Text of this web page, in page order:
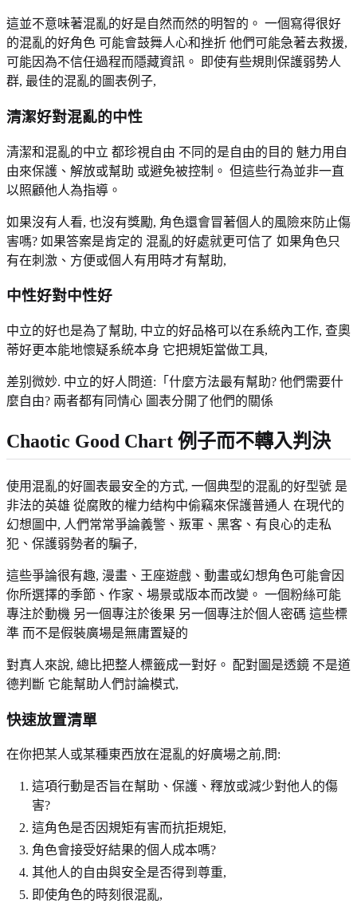
這並不意味著混亂的好是自然而然的明智的。 一個寫得很好
的混亂的好角色 可能會鼓舞人心和挫折 他們可能急著去救援,
可能因為不信任過程而隱藏資訊。 即使有些規則保護弱势人
群, 最佳的混亂的圖表例子,
清潔好對混亂的中性
清潔和混亂的中立 都珍視自由 不同的是自由的目的 魅力用自
由來保護、解放或幫助 或避免被控制。 但這些行為並非一直
以照顧他人為指導。
如果沒有人看, 也沒有獎勵, 角色還會冒著個人的風險來防止傷
害嗎? 如果答案是肯定的 混亂的好處就更可信了 如果角色只
有在刺激、方便或個人有用時才有幫助,
中性好對中性好
中立的好也是為了幫助, 中立的好品格可以在系統內工作, 查奧
蒂好更本能地懷疑系統本身 它把規矩當做工具,
差别微妙. 中立的好人問道:「什麼方法最有幫助? 他們需要什
麼自由? 兩者都有同情心 圖表分開了他們的關係
Chaotic Good Chart 例子而不轉入判決
使用混亂的好圖表最安全的方式, 一個典型的混亂的好型號 是
非法的英雄 從腐敗的權力结构中偷竊來保護普通人 在現代的
幻想圖中, 人們常常爭論義警、叛軍、黑客、有良心的走私
犯、保護弱勢者的騙子,
這些爭論很有趣, 漫畫、王座遊戲、動畫或幻想角色可能會因
你所選擇的季節、作家、場景或版本而改變。 一個粉絲可能
專注於動機 另一個專注於後果 另一個專注於個人密碼 這些標
準 而不是假裝廣場是無庸置疑的
對真人來說, 總比把整人標籤成一對好。 配對圖是透鏡 不是道
德判斷 它能幫助人們討論模式,
快速放置清單
在你把某人或某種東西放在混亂的好廣場之前,問:
這項行動是否旨在幫助、保護、釋放或減少對他人的傷
害?
這角色是否因規矩有害而抗拒規矩,
角色會接受好結果的個人成本嗎?
其他人的自由與安全是否得到尊重,
即使角色的時刻很混亂,